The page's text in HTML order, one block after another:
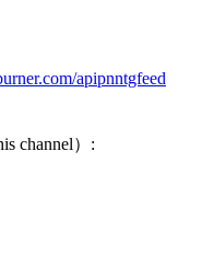
apipnntgfeed
channel）: